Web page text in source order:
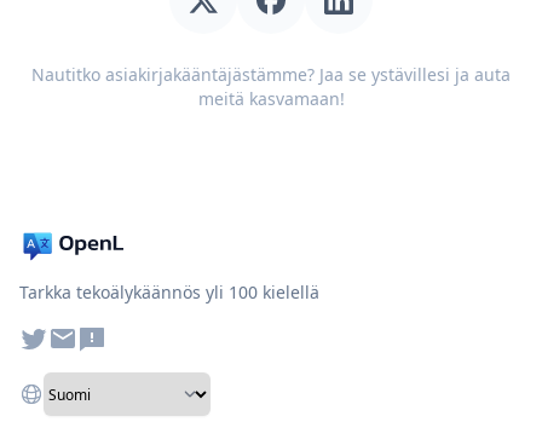
Nautitko asiakirjakääntäjästämme? Jaa se ystävillesi ja auta
meitä kasvamaan!
Tarkka tekoälykäännös yli 100 kielellä